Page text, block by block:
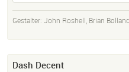
Gestalter: John Roshell, Brian Bolland
Dash Decent